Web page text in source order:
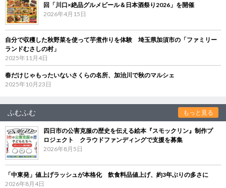
回「川口×絶品グルメビール＆日本酒祭り2026」を開催
2026年4月15日
自分で収穫した秋野菜を使って芋煮作りを体験 埼玉県加須市の「ファミリー
ランドむさしの村」
2025年11月4日
春だけじゃもったいないさくらの名所、加治川で秋のマルシェ
2025年10月23日
ふむふむ もっと見る
四日市の公害克服の歴史を伝える絵本『スモックリン』制作プ
ロジェクト クラウドファンディングで支援を募集
2026年8月5日
「中東発」値上げラッシュが本格化 飲食料品値上げ、約3年ぶりの多さに
2026年8月4日